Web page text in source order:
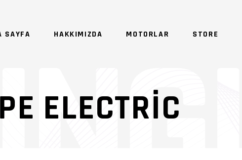
SAYFA HAKKIMIZDA MOTORLAR STORE
ELECTRIC